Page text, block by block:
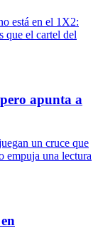
está en el 1X2:
que el cartel del
apunta a
un cruce que
empuja una lectura